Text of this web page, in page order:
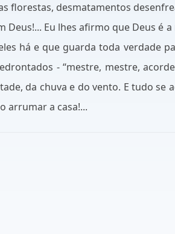
florestas, desmatamentos
Eu lhes afirmo que Deus é
há e que guarda toda verdade
- “mestre, mestre,
da chuva e do vento. E tudo se
arrumar a casa!...